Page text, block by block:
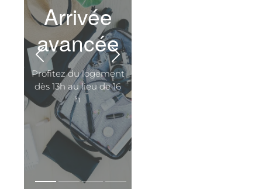
Arrivée
avancée
Profitez du logement
dès 13h au lieu de 16
h